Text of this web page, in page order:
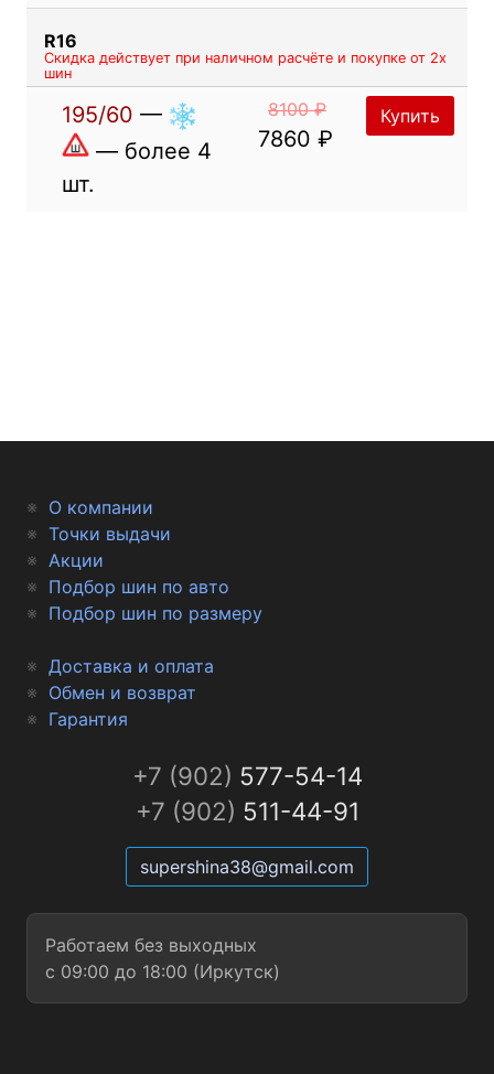
R16
Скидка действует при наличном расчёте и покупке от 2х
шин
195/60 —
— более 4
шт.
8100 ₽
7860 ₽
Купить
О компании
Точки выдачи
Акции
Подбор шин по авто
Подбор шин по размеру
Доставка и оплата
Обмен и возврат
Гарантия
+7 (902) 577-54-14
+7 (902) 511-44-91
supershina38@gmail.com
Работаем без выходных
с 09:00 до 18:00 (Иркутск)